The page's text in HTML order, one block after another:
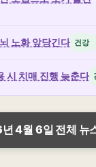
노화 앞당긴다 건강
시 치매 진행 늦춘다
4월 6일 전체 뉴